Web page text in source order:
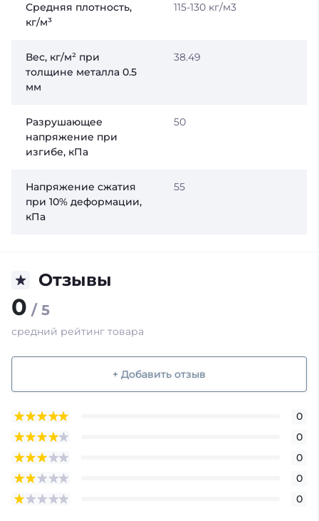
Средняя плотность,
кг/м³
115-130 кг/м3
Вес, кг/м² при
толщине металла 0.5
мм
38.49
Разрушающее
напряжение при
изгибе, кПа
50
Напряжение сжатия
при 10% деформации,
кПа
55
Отзывы
0 / 5
средний рейтинг товара
+ Добавить отзыв
0
0
0
0
0